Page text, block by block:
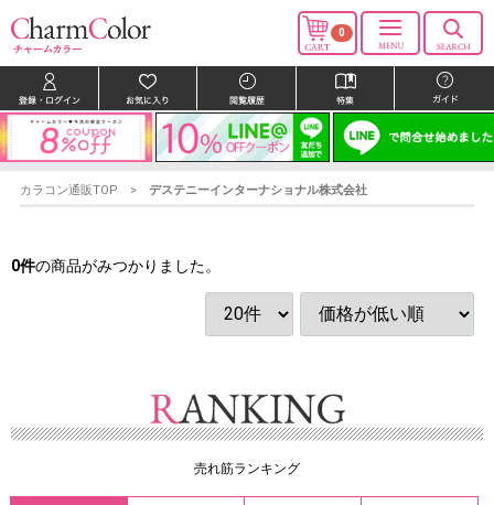
0
カラコン通販TOP デステニーインターナショナル株式会社
0件の商品がみつかりました。
売れ筋ランキング